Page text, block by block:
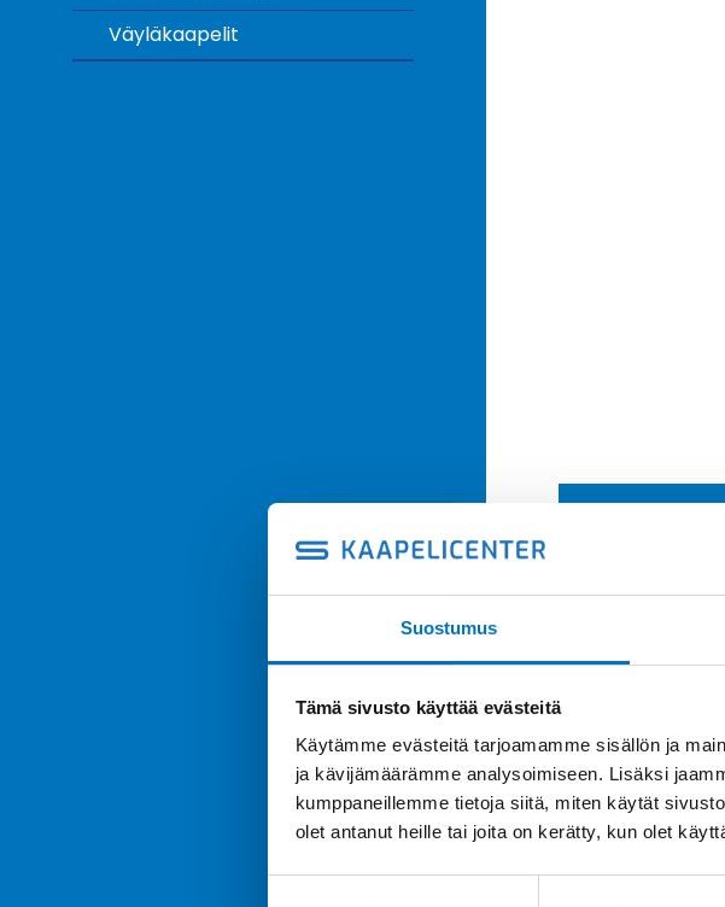
Suostumus
Tämä sivusto käyttää evästeitä
Käytämme evästeitä tarjoamamme sisällön ja
ja kävijämäärämme analysoimiseen. Lisäksi
kumppaneillemme tietoja siitä, miten käytät
olet antanut heille tai joita on kerätty, kun olet
Väyläkaapelit